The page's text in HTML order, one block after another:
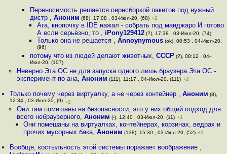
Переносимость решается пересборкой пакетов под нужный
дистр ,Аноним (68), 17:08 , 03-Июл-20, (68) +2
Ага, кнопочку в IDE нажал - собрать под манджаро И готово
А если серьёзно, то , iPony129412(?), 17:38 , 03-Июл-20, (74)
Только она не решается , Annoynymous(ok), 00:53 , 04-Июл-20,
(96)
потому что из людей делают животных,СССР (?), 08:12 , 04-
Июл-20, (107)
Неверно Эта ОС не для запуска одного лишь браузера Эта ОС -
эксперимент по ана, Аноним (111), 11:17 , 04-Июл-20, (111) +2
Только почему через виртуалку, а не через контейнер ,Аноним (8),
12:34 , 03-Июл-20, (9) +2
Они там помешаны на безопасности, это у них общий подход для
всего небраузерного, Аноним (-), 12:40 , 03-Июл-20, (11) +1
Они помешаны на виртуалках, контейнерах, корзинах, ведрах и
прочих мусорных бака, Аноним (138), 15:30 , 03-Июл-20, (52) +1
Вообще, костыльность этой системы поражает воображение ,